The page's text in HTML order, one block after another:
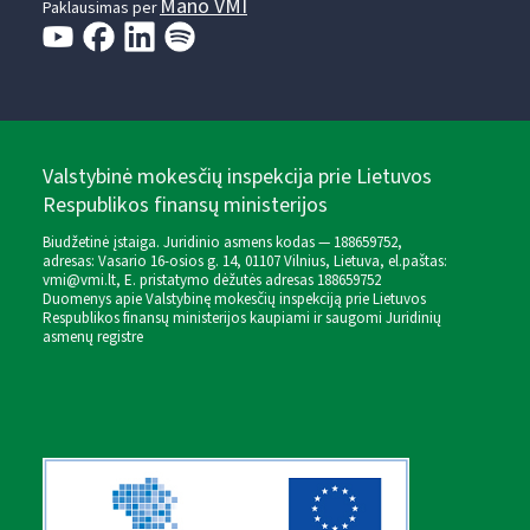
Paklausimas perMano VMI
Valstybinė mokesčių inspekcija prie Lietuvos
Respublikos finansų ministerijos
Biudžetinė įstaiga. Juridinio asmens kodas — 188659752,
adresas: Vasario 16-osios g. 14, 01107 Vilnius, Lietuva, el.paštas:
vmi@vmi.lt, E. pristatymo dėžutės adresas 188659752
Duomenys apie Valstybinę mokesčių inspekciją prie Lietuvos
Respublikos finansų ministerijos kaupiami ir saugomi Juridinių
asmenų registre